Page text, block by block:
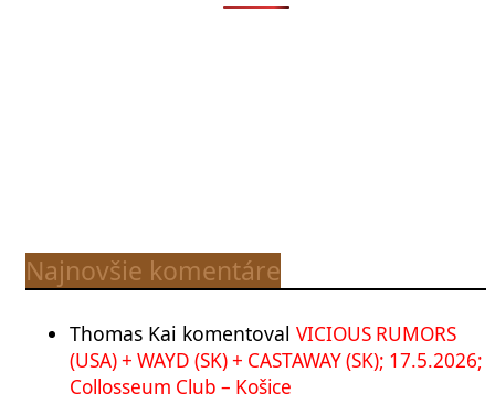
Najnovšie komentáre
Thomas Kai komentoval VICIOUS RUMORS
(USA) + WAYD (SK) + CASTAWAY (SK); 17.5.2026;
Collosseum Club – Košice